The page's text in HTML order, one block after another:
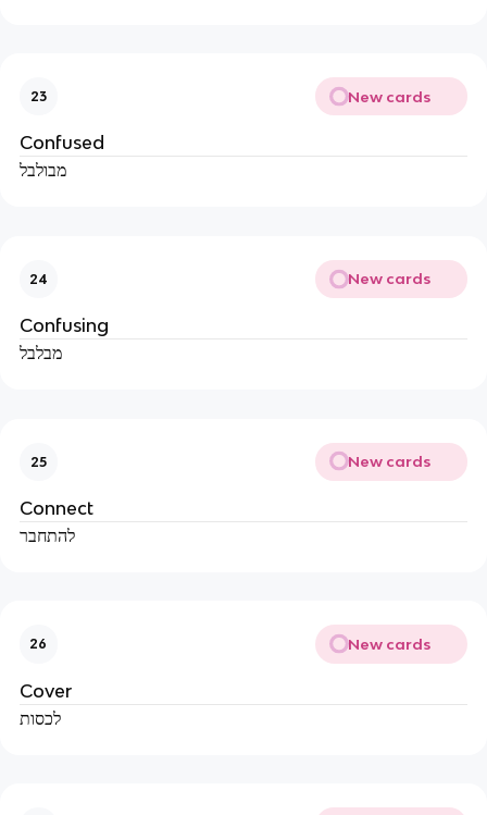
23 New cards
Confused
מבולבל
24 New cards
Confusing
מבלבל
25 New cards
Connect
להתחבר
26 New cards
Cover
לכסות